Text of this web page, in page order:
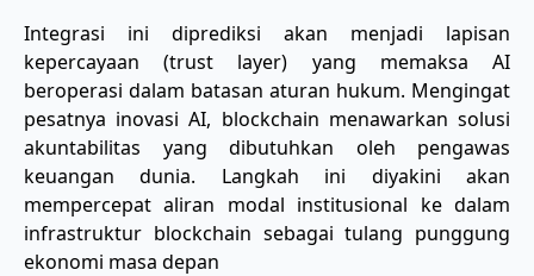
​Integrasi ini diprediksi akan menjadi lapisan
kepercayaan (trust layer) yang memaksa AI
beroperasi dalam batasan aturan hukum. Mengingat
pesatnya inovasi AI, blockchain menawarkan solusi
akuntabilitas yang dibutuhkan oleh pengawas
keuangan dunia. Langkah ini diyakini akan
mempercepat aliran modal institusional ke dalam
infrastruktur blockchain sebagai tulang punggung
ekonomi masa depan